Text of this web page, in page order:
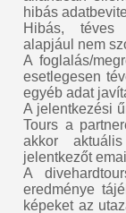
hibás
Hibás, téves
alapjául nem
A foglalás/
esetlegesen
egyéb adat
A jelentkezési
Tours a
akkor
jelentkezőt
A
eredménye
képeket az